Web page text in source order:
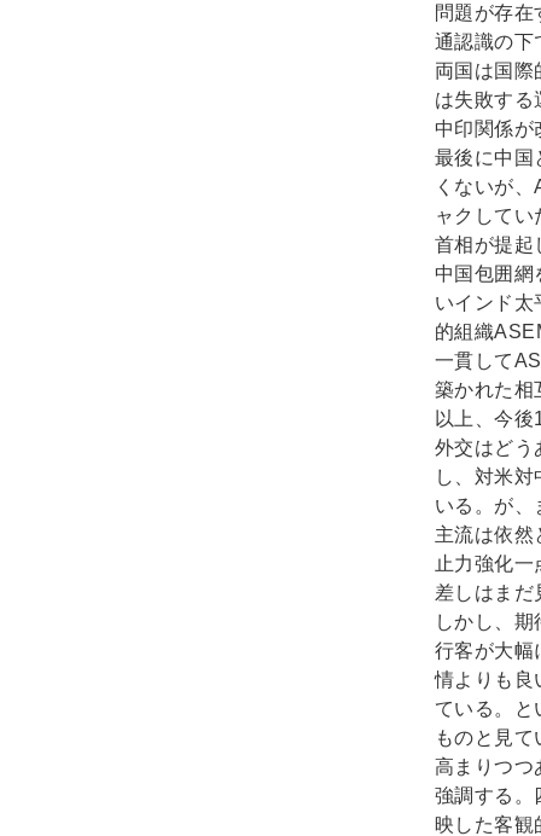
問題が存在
通認識の下
両国は国際
は失敗する
中印関係が
最後に中国
くないが
ャクして
首相が提起
中国包囲
いインド太
的組織
一貫して
築かれた相
以上、今
外交はどう
し、対米
いる。が、
主流は依然
止力強化
差しはまだ
しかし、
行客が大幅
情よりも良
ている。と
ものと見
高まりつつ
強調する。
映した客観